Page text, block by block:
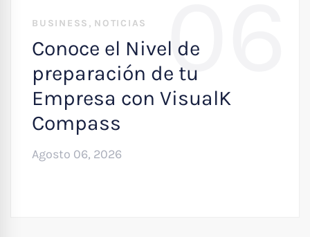
06
BUSINESS , NOTICIAS
Conoce el Nivel de
preparación de tu
Empresa con VisualK
Compass
Agosto 06, 2026